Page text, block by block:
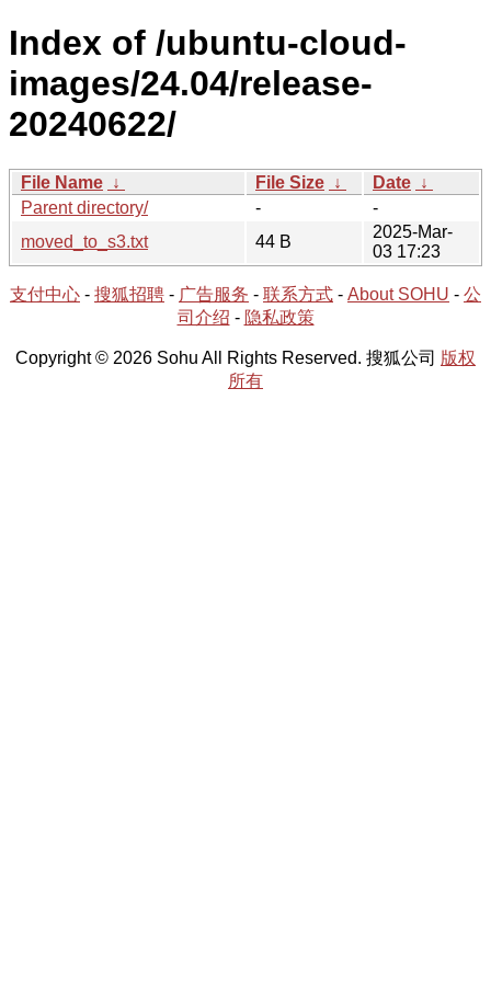
Index of /ubuntu-cloud-
images/24.04/release-
20240622/
File Name ↓ File Size ↓ Date ↓
Parent directory/
-
-
moved_to_s3.txt
44 B
2025-Mar-
03 17:23
支付中心 - 搜狐招聘 - 广告服务 - 联系方式 - About SOHU - 公
司介绍 - 隐私政策
Copyright © 2026 Sohu All Rights Reserved. 搜狐公司 版权
所有